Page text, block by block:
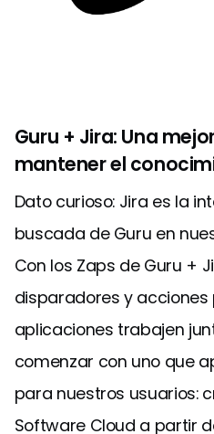
Guru + Jira: Una
mantener el
Dato curioso: Jira es la
buscada de Guru en
Con los Zaps de Guru +
disparadores y
aplicaciones trabajen
comenzar con uno que
para nuestros usuarios:
Software Cloud a partir